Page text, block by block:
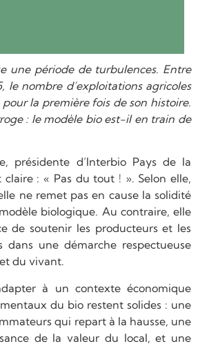
une période de turbulences. Entre
le nombre d’exploitations agricoles
la première fois de son histoire.
: le modèle bio est-il en train de
présidente d’Interbio Pays de la
claire : « Pas du tout ! ». Selon elle,
ne remet pas en cause la solidité
biologique. Au contraire, elle
de soutenir les producteurs et les
dans une démarche respectueuse
du vivant.
à un contexte économique
du bio restent solides : une
qui repart à la hausse, une
de la valeur du local, et une